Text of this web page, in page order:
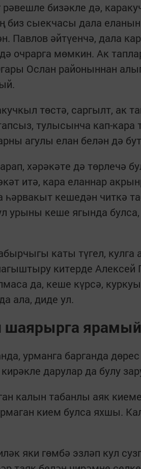
рәвешле бизәкле дә,
биз сыекчасы дала
Павлов әйтүенчә, дала
очрарга мөмкин. Ак
Ослан районыннан
төстә, саргылт, ак
тулысынча кап-
агулы елан белән дә
хәрәкәте дә төрлечә
итә, кара еланнар
һәрвакыт кешедән читкә
урыны кеше ягында булса,
каты түгел, кулга
китерде
да, кеше күрсә,
ала, диде ул.
шаярырга
урманга барганда
дарулар да булу
калын табанлы аяк
кием булса яхшы.
яки гөмбә эзләп кул